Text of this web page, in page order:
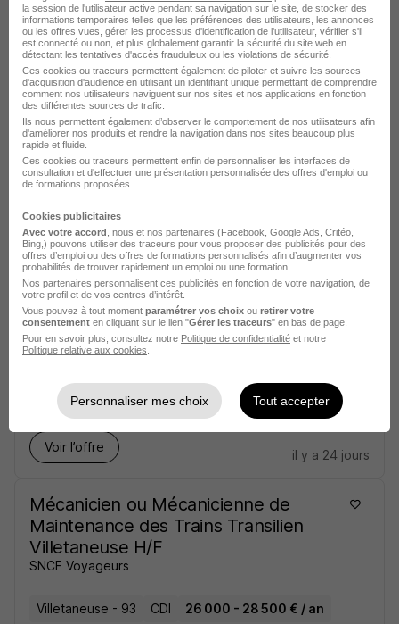
Voir l’offre
il y a 18 jours
Mécanicienne ou Mécanicien de
Maintenance des Trains Ter
Chambéry H/F
SNCF Voyageurs
Chambéry - 73
Voir l’offre
il y a 20 jours
Mécanicien ou Mécanicienne de
Maintenance des Trains - Freiniste Ter
Dijon H/F
SNCF Voyageurs
Dijon - 21 CDI 27 000 - 32 000 € / an
Voir l’offre
il y a 24 jours
Mécanicien ou Mécanicienne de
Maintenance des Trains Transilien
Villetaneuse H/F
SNCF Voyageurs
Villetaneuse - 93 CDI 26 000 - 28 500 € / an
la session de l'utilisateur active pendant sa navigation sur le site, de stocker des
informations temporaires telles que les préférences des utilisateurs, les annonces
ou les offres vues, gérer les processus d'identification de l'utilisateur, vérifier s'il
est connecté ou non, et plus globalement garantir la sécurité du site web en
détectant les tentatives d'accès frauduleux ou les violations de sécurité.
Ces cookies ou traceurs permettent également de piloter et suivre les sources
d'acquisition d'audience en utilisant un identifiant unique permettant de comprendre
comment nos utilisateurs naviguent sur nos sites et nos applications en fonction
des différentes sources de trafic.
Ils nous permettent également d’observer le comportement de nos utilisateurs afin
d'améliorer nos produits et rendre la navigation dans nos sites beaucoup plus
rapide et fluide.
Ces cookies ou traceurs permettent enfin de personnaliser les interfaces de
consultation et d'effectuer une présentation personnalisée des offres d'emploi ou
de formations proposées.
Cookies publicitaires
Avec votre accord , nous et nos partenaires (Facebook, Google Ads , Critéo,
Bing,) pouvons utiliser des traceurs pour vous proposer des publicités pour des
offres d’emploi ou des offres de formations personnalisés afin d’augmenter vos
probabilités de trouver rapidement un emploi ou une formation.
Nos partenaires personnalisent ces publicités en fonction de votre navigation, de
votre profil et de vos centres d’intérêt.
Vous pouvez à tout moment paramétrer vos choix ou retirer votre
consentement en cliquant sur le lien "Gérer les traceurs" en bas de page.
Pour en savoir plus, consultez notre Politique de confidentialité et notre
Politique relative aux cookies
Personnaliser mes choix Tout accepter